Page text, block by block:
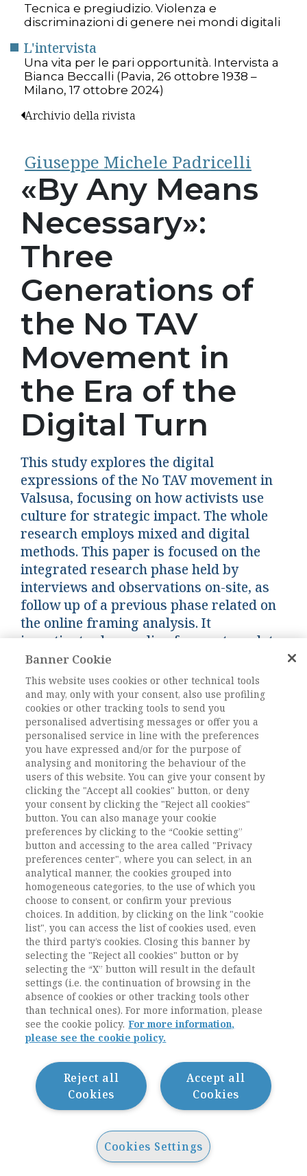
Tecnica e pregiudizio. Violenza e
discriminazioni di genere nei mondi digitali
L'intervista
Una vita per le pari opportunità. Intervista a
Bianca Beccalli (Pavia, 26 ottobre 1938 –
Milano, 17 ottobre 2024)
Archivio della rivista
Giuseppe Michele Padricelli
«By Any Means
Necessary»:
Three
Generations of
the No TAV
Movement in
the Era of the
Digital Turn
This study explores the digital
expressions of the No TAV movement in
Valsusa, focusing on how activists use
culture for strategic impact. The whole
research employs mixed and digital
methods. This paper is focused on the
integrated research phase held by
interviews and observations on-site, as
follow up of a previous phase related on
the online framing analysis. It
investigates how online frames translate
into real-world actions within a dynamic
and evolving context of social
movements.
DOI:10.1485/2281-2652-202426-3
Pagine65-90
L'ACCESSO A QUESTO
CONTENUTO E' RISERVATO AGLI
UTENTI ABBONATI
Sei abbonato?ESEGUI L'ACCESSOoppure
ABBONATI.
Contatti / Contacts
Privacy
Cookie Policy
Whistleblowing
Dichiarazione di accessibilità
Banner Cookie
This website uses cookies or other technical tools
and may, only with your consent, also use profiling
cookies or other tracking tools to send you
personalised advertising messages or offer you a
personalised service in line with the preferences
you have expressed and/or for the purpose of
analysing and monitoring the behaviour of the
users of this website. You can give your consent by
clicking the "Accept all cookies" button, or deny
your consent by clicking the "Reject all cookies"
button. You can also manage your cookie
preferences by clicking to the “Cookie setting”
button and accessing to the area called "Privacy
preferences center", where you can select, in an
analytical manner, the cookies grouped into
homogeneous categories, to the use of which you
choose to consent, or confirm your previous
choices. In addition, by clicking on the link "cookie
list", you can access the list of cookies used, even
the third party’s cookies. Closing this banner by
selecting the "Reject all cookies" button or by
selecting the “X” button will result in the default
settings (i.e. the continuation of browsing in the
absence of cookies or other tracking tools other
than technical ones). For more information, please
see the cookie policy. For more information,
please see the cookie policy.
Accept all
Cookies
Reject all
Cookies
Cookies Settings